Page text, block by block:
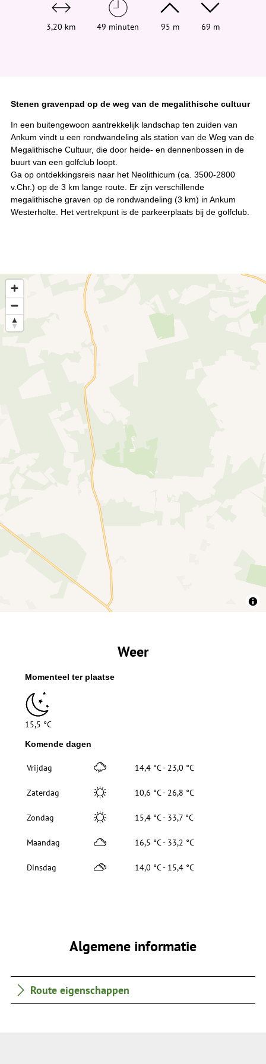
e
h
e
3,20 km 49 minuten 95 m 69 m
Stenen gravenpad op de weg van de megalithische cultuur
In een buitengewoon aantrekkelijk landschap ten zuiden van
Ankum vindt u een rondwandeling als station van de Weg van de
Megalithische Cultuur, die door heide- en dennenbossen in de
buurt van een golfclub loopt.
Ga op ontdekkingsreis naar het Neolithicum (ca. 3500-2800
v.Chr.) op de 3 km lange route. Er zijn verschillende
megalithische graven op de rondwandeling (3 km) in Ankum
Westerholte. Het vertrekpunt is de parkeerplaats bij de golfclub.
Weer
Momenteel ter plaatse
15,5 °C
Komende dagen
Vrijdag 14,4 °C - 23,0 °C
Zaterdag 10,6 °C - 26,8 °C
Zondag 15,4 °C - 33,7 °C
Maandag 16,5 °C - 33,2 °C
Dinsdag 14,0 °C - 15,4 °C
Algemene informatie
Route eigenschappen